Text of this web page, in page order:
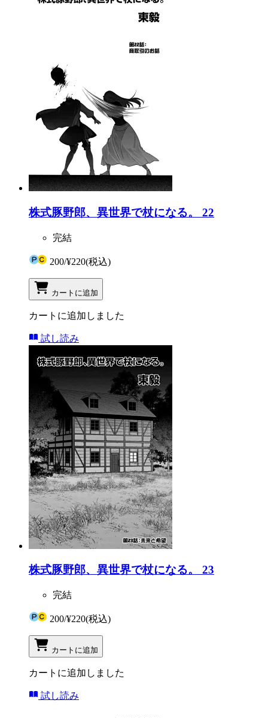
株式豚野郎、異世界で杖になる。 22
完結
200/¥220(税込)
カートに追加
カートに追加しました
試し読み
株式豚野郎、異世界で杖になる。 23
完結
200/¥220(税込)
カートに追加
カートに追加しました
試し読み